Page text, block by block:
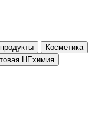
Косметика
НЕхимия